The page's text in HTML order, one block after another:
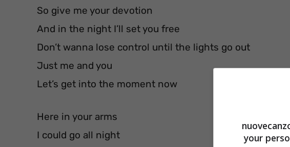
So give me your devotion
And in the night I’ll set you free
Don’t wanna lose control until the lights go out
Just me and you
Let’s get into the moment now
Here in your arms
I could go all night
your